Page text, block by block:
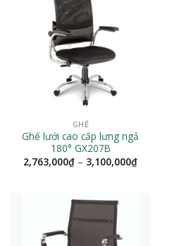
GHẾ
Ghế lưới cao cấp lưng ngả
180° GX207B
2,763,000₫ – 3,100,000₫Khoảng